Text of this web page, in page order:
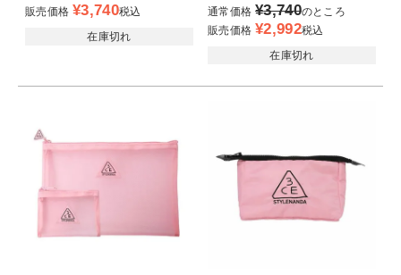
販売価格 ¥3,740税込
在庫切れ
通常価格 ¥3,740のところ
販売価格 ¥2,992税込
在庫切れ